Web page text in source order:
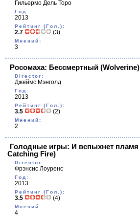
Гильермо Дель Торо
Год:
2013
Рейтинг (Гол.):
2.7 (3)
Мнений:
3
Росомаха: Бессмертный (Wolverine)
Director:
Джеймс Мэнголд
Год:
2013
Рейтинг (Гол.):
3.5 (2)
Мнений:
2
Голодные игры: И вспыхнет пламя
Catching Fire)
Director:
Фрэнсис Лоуренс
Год:
2013
Рейтинг (Гол.):
3.5 (4)
Мнений:
4